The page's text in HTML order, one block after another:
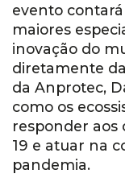
evento
maiores
inovação do
diretamente
da Anprotec,
como os
responder aos
19 e atuar na
pandemia.